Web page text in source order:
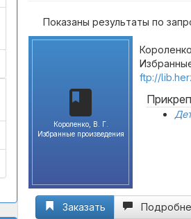
Показаны результаты по
Короленко, В. Г.
Избранные произведения
ftp://
Заказать